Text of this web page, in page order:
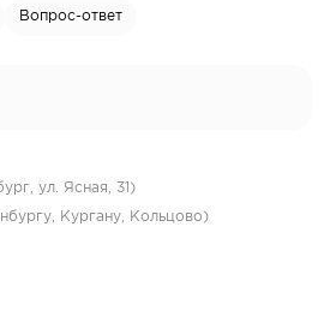
Вопрос-ответ
ул. Ясная, 31)
Кургану, Кольцово)